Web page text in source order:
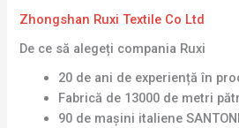
Zhongshan Ruxi Textile Co Ltd
De ce să alegeți compania Ruxi
20 de ani de experiență în
Fabrică de 13000 de metri
90 de mașini italiene